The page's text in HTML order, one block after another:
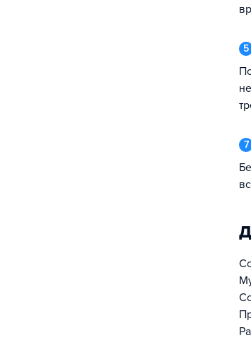
5
Получение актуальных знаний,
7
Без ОГЭ и ЕГЭ. Без дополнительных